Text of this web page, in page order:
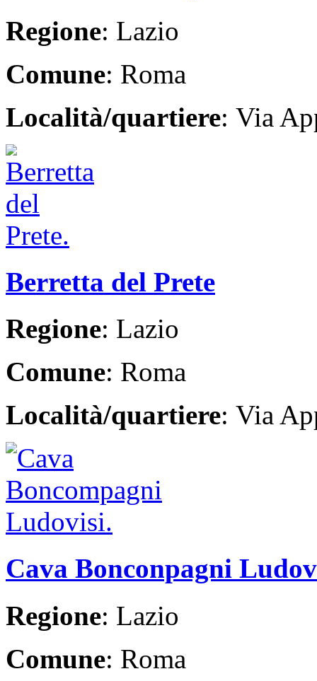
Regione: Lazio
Comune: Roma
Località/quartiere: Via
Berretta del Prete
Regione: Lazio
Comune: Roma
Località/quartiere: Via
Cava Bonconpagni
Regione: Lazio
Comune: Roma